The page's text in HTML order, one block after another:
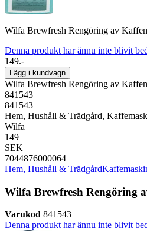
Wilfa Brewfresh Rengöring av
Denna produkt har ännu inte blivit
149.-
Lägg i kundvagn
Wilfa Brewfresh Rengöring av
841543
841543
Hem, Hushåll & Trädgård,
Wilfa
149
SEK
7044876000064
Hem, Hushåll & Trädgård
Wilfa Brewfresh Rengöring
Varukod 841543
Denna produkt har ännu inte blivit